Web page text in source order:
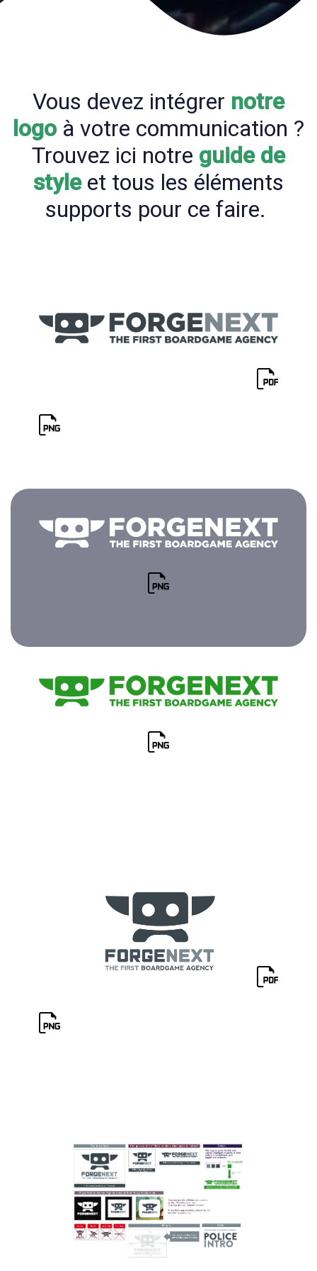
Vous devez intégrer notre
logo à votre communication ?
Trouvez ici notre guide de
styleet tous les éléments
supports pour ce faire.